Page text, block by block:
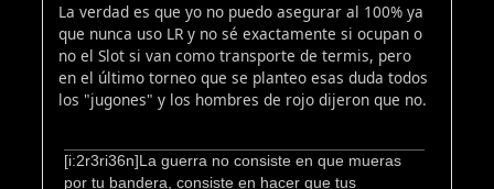
La verdad es que yo no puedo asegurar al 100% ya
que nunca uso LR y no sé exactamente si ocupan o
no el Slot si van como transporte de termis, pero
en el último torneo que se planteo esas duda todos
los "jugones" y los hombres de rojo dijeron que no.
[i:2r3ri36n]La guerra no consiste en que mueras
por tu bandera, consiste en hacer que tus